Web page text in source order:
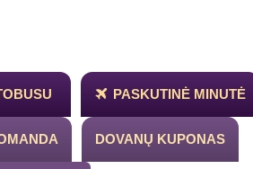
PASKUTINĖ MINUTĖ
DOVANŲ KUPONAS